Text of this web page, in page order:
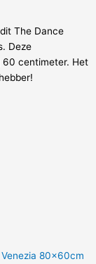
The Dance
Deze
60 centimeter. Het